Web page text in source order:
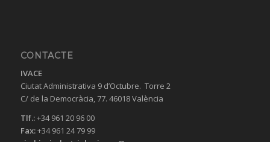
CONTACTE
IVACE
Ciutat Administrativa 9 d’Octubre. Torre 2
C/ de la Democràcia, 77. 46018 València
Tlf.:+34 961 20 96 00
Fax:+34 961 24 79 99